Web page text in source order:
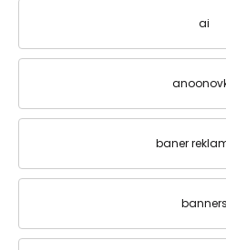
ai
baner
banners